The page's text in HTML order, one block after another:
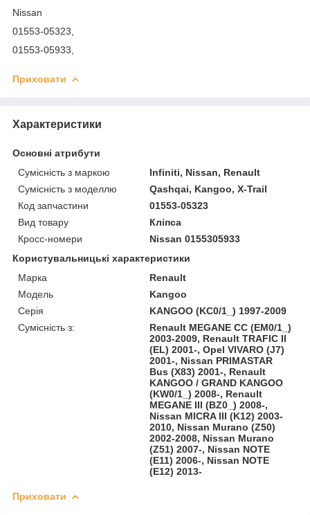
Nissan
01553-05323,
01553-05933,
Приховати
Характеристики
Основні атрибути
Сумісність з маркою
Infiniti, Nissan, Renault
Сумісність з моделлю
Qashqai, Kangoo, X-Trail
Код запчастини
01553-05323
Вид товару
Кліпса
Кросс-номери
Nissan 0155305933
Користувальницькі характеристики
Марка
Renault
Модель
Kangoo
Серія
KANGOO (KC0/1_) 1997-2009
Сумісність з:
Renault MEGANE CC (EM0/1_)
2003-2009, Renault TRAFIC II
(EL) 2001-, Opel VIVARO (J7)
2001-, Nissan PRIMASTAR
Bus (X83) 2001-, Renault
KANGOO / GRAND KANGOO
(KW0/1_) 2008-, Renault
MEGANE III (BZ0_) 2008-,
Nissan MICRA III (K12) 2003-
2010, Nissan Murano (Z50)
2002-2008, Nissan Murano
(Z51) 2007-, Nissan NOTE
(E11) 2006-, Nissan NOTE
(E12) 2013-
Приховати